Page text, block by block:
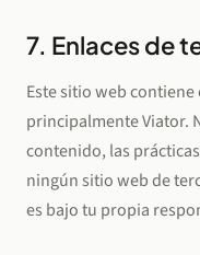
7. Enlaces de
Este sitio web
principalmente Viator.
contenido, las
ningún sitio web de
es bajo tu propia